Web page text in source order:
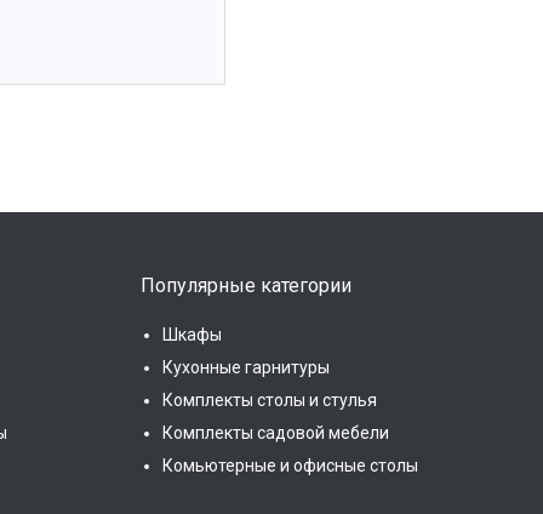
Популярные категории
Шкафы
Кухонные гарнитуры
Комплекты столы и стулья
Комплекты садовой мебели
Комьютерные и офисные столы